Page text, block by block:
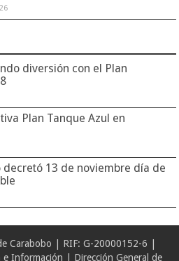
diversión con el Plan
Plan Tanque Azul en
decretó 13 de noviembre día de
Carabobo | RIF: G-20000152-6 |
e Información | Dirección General de